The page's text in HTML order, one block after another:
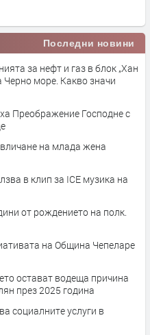
Последни новини
за нефт и газ в блок „Хан
Черно море. Какво значи
Преображение Господне с
на млада жена
в клип за ICE музика на
от рождението на полк.
на Община Чепеларе
остават водеща причина
през 2025 година
социалните услуги в